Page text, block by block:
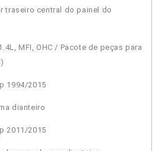
traseiro central do painel do
MFI, OHC / Pacote de peças para
1994/2015
dianteiro
2011/2015